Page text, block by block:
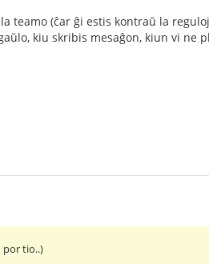
teamo (ĉar ĝi estis kontraŭ la
kiu skribis mesaĝon, kiun vi ne
por tio..)